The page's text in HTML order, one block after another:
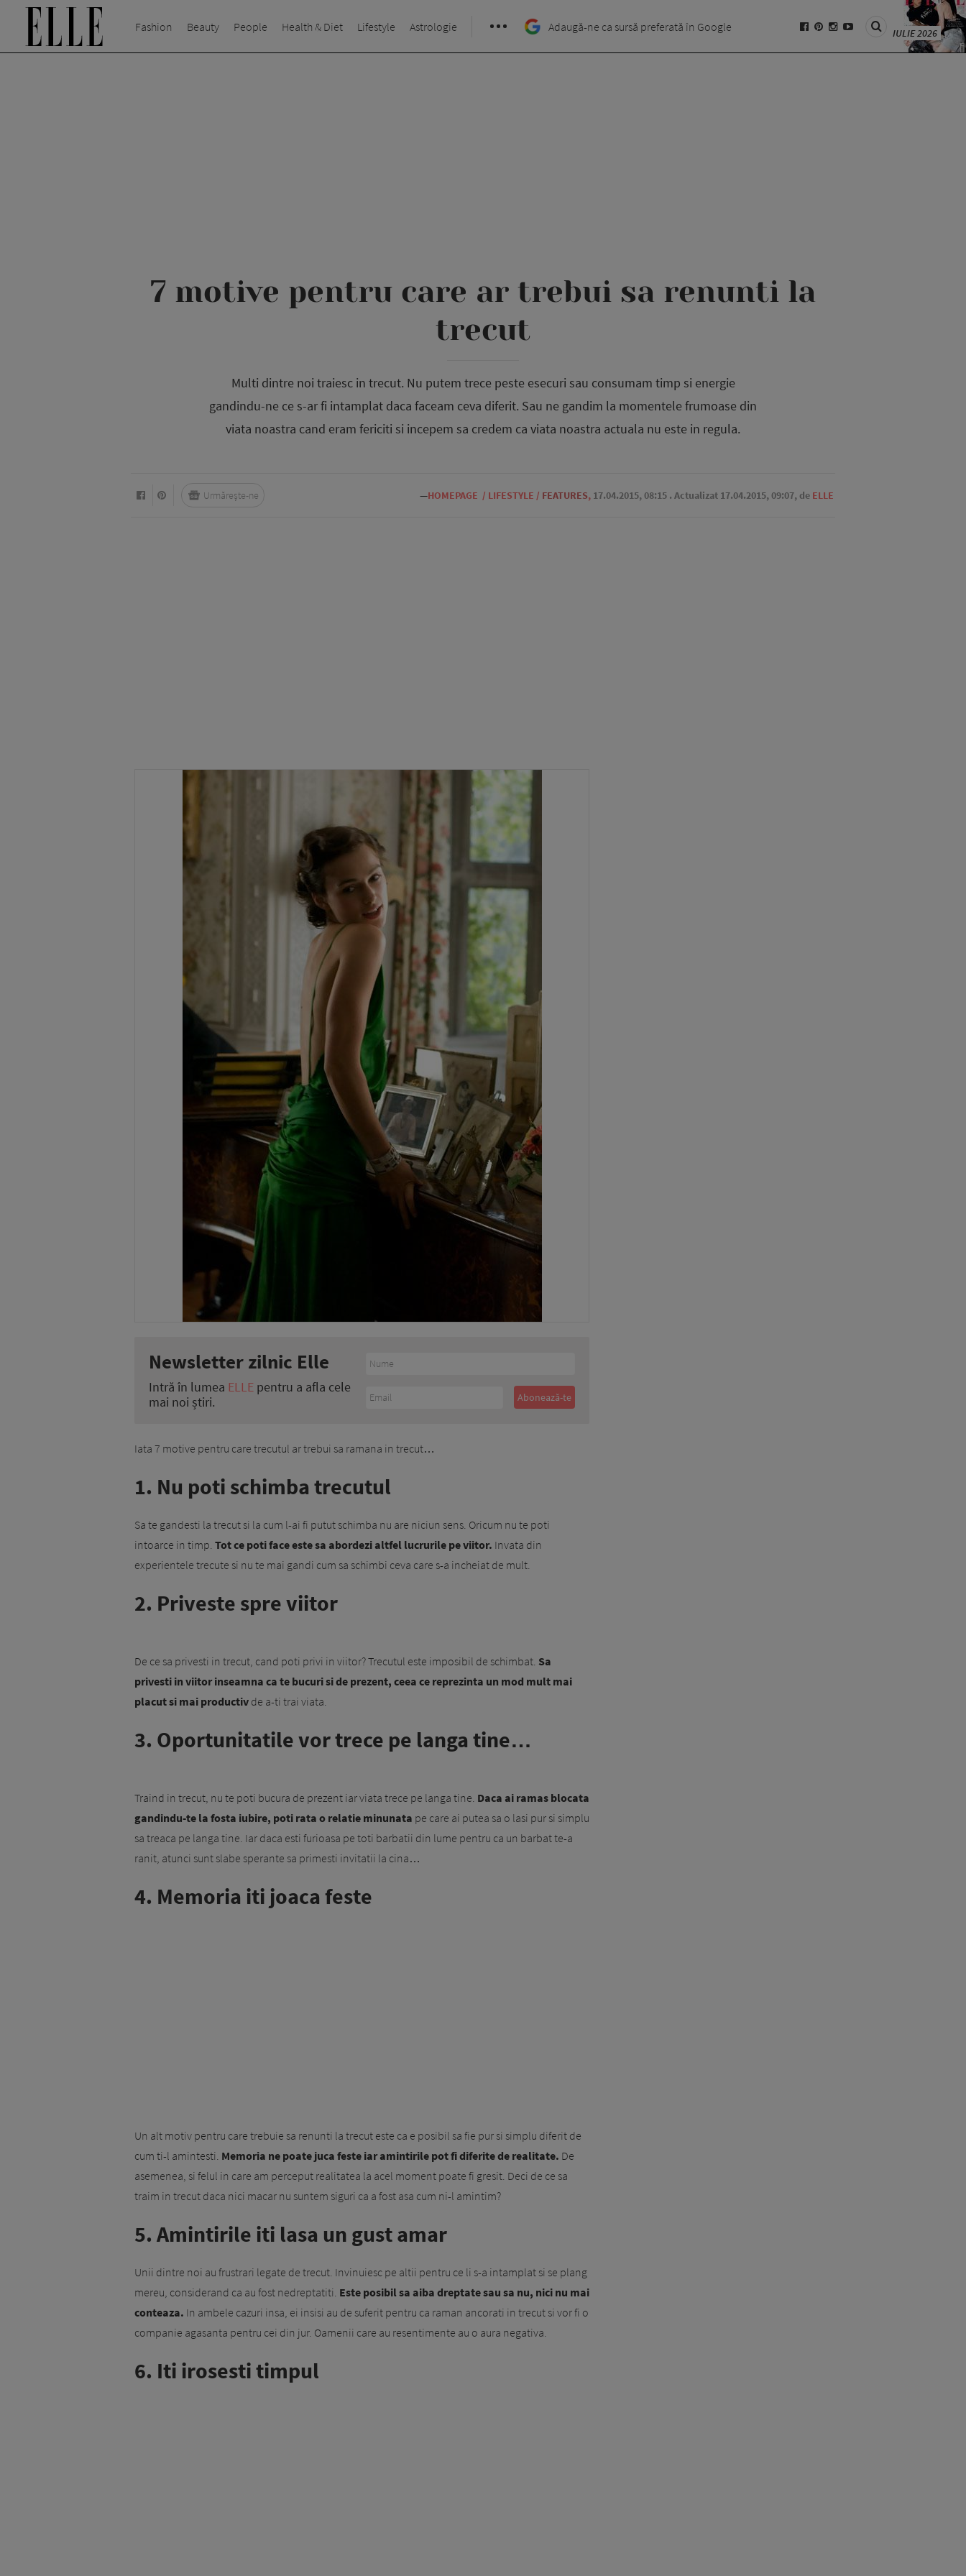
Fashion Beauty People Health & Diet Lifestyle Astrologie Adaugă-ne ca sursă preferată în Google IULIE 2026
7 motive pentru care ar trebui sa renunti la
trecut
Multi dintre noi traiesc in trecut. Nu putem trece peste esecuri sau consumam timp si energie
gandindu-ne ce s-ar fi intamplat daca faceam ceva diferit. Sau ne gandim la momentele frumoase din
viata noastra cand eram fericiti si incepem sa credem ca viata noastra actuala nu este in regula.
—HOMEPAGE / LIFESTYLE / FEATURES, 17.04.2015, 08:15 . Actualizat 17.04.2015, 09:07, de ELLE
Urmărește-ne
Newsletter zilnic Elle
Intră în lumea ELLE pentru a afla cele
mai noi știri.
Iata 7 motive pentru care trecutul ar trebui sa ramana in trecut…
1. Nu poti schimba trecutul
Sa te gandesti la trecut si la cum l-ai fi putut schimba nu are niciun sens. Oricum nu te poti
intoarce in timp. Tot ce poti face este sa abordezi altfel lucrurile pe viitor. Invata din
experientele trecute si nu te mai gandi cum sa schimbi ceva care s-a incheiat de mult.
2. Priveste spre viitor
De ce sa privesti in trecut, cand poti privi in viitor? Trecutul este imposibil de schimbat. Sa
privesti in viitor inseamna ca te bucuri si de prezent, ceea ce reprezinta un mod mult mai
placut si mai productiv de a-ti trai viata.
3. Oportunitatile vor trece pe langa tine…
Traind in trecut, nu te poti bucura de prezent iar viata trece pe langa tine. Daca ai ramas blocata
gandindu-te la fosta iubire, poti rata o relatie minunata pe care ai putea sa o lasi pur si simplu
sa treaca pe langa tine. Iar daca esti furioasa pe toti barbatii din lume pentru ca un barbat te-a
ranit, atunci sunt slabe sperante sa primesti invitatii la cina…
4. Memoria iti joaca feste
Un alt motiv pentru care trebuie sa renunti la trecut este ca e posibil sa fie pur si simplu diferit de
cum ti-l amintesti. Memoria ne poate juca feste iar amintirile pot fi diferite de realitate. De
asemenea, si felul in care am perceput realitatea la acel moment poate fi gresit. Deci de ce sa
traim in trecut daca nici macar nu suntem siguri ca a fost asa cum ni-l amintim?
5. Amintirile iti lasa un gust amar
Unii dintre noi au frustrari legate de trecut. Invinuiesc pe altii pentru ce li s-a intamplat si se plang
mereu, considerand ca au fost nedreptatiti. Este posibil sa aiba dreptate sau sa nu, nici nu mai
conteaza. In ambele cazuri insa, ei insisi au de suferit pentru ca raman ancorati in trecut si vor fi o
companie agasanta pentru cei din jur. Oamenii care au resentimente au o aura negativa.
6. Iti irosesti timpul